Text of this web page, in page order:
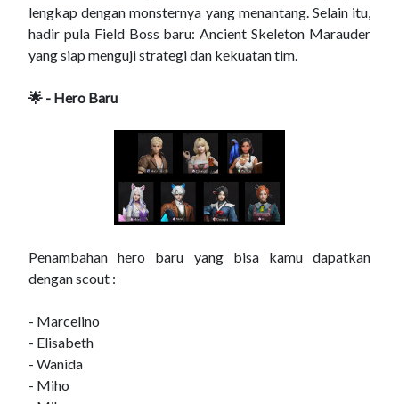
lengkap dengan monsternya yang menantang. Selain itu,
hadir pula Field Boss baru: Ancient Skeleton Marauder
yang siap menguji strategi dan kekuatan tim.
🌟 - Hero Baru
Penambahan hero baru yang bisa kamu dapatkan
dengan scout :
- Marcelino
- Elisabeth
- Wanida
- Miho